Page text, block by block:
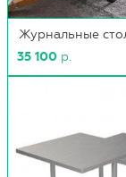
Журнальные
35 100 р.